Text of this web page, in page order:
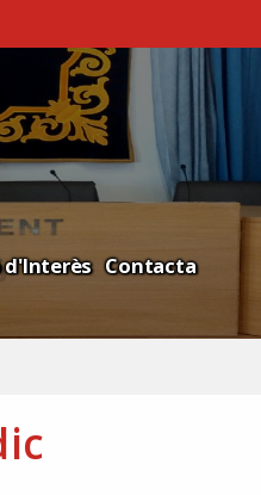
Contacta